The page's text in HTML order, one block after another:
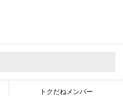
トクだねメンバー